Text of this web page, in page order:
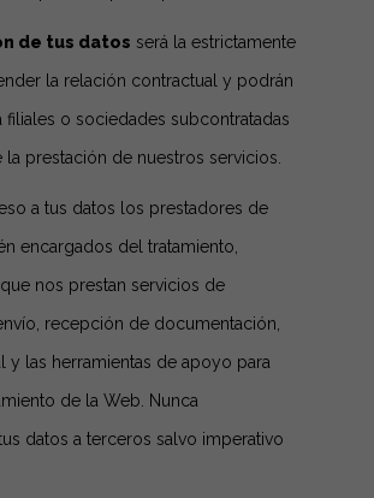
de tus datos será la estrictamente
la relación contractual y podrán
filiales o sociedades subcontratadas
prestación de nuestros servicios.
a tus datos los prestadores de
encargados del tratamiento,
nos prestan servicios de
recepción de documentación,
y las herramientas de apoyo para
de la Web. Nunca
datos a terceros salvo imperativo